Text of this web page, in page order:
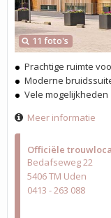
Officiële
Bedafseweg 22
5406 TM Uden
0413 - 263 088
11 foto's
Prachtige ruimte
Moderne
Vele mogelijkheden
Meer informatie